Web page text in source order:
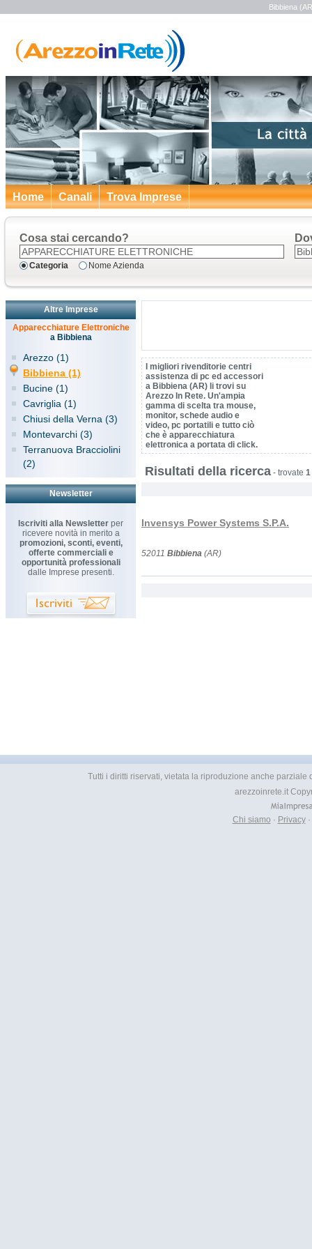
Bibbiena
Home Canali Trova Imprese
Cosa stai cercando?
Categoria Nome Azienda
Altre Imprese
Apparecchiature Elettroniche
a Bibbiena
Arezzo (1)
Bibbiena (1)
Bucine (1)
Cavriglia (1)
Chiusi della Verna (3)
Montevarchi (3)
Terranuova Bracciolini
(2)
Newsletter
Iscriviti alla Newsletter per
ricevere novità in merito a
promozioni, sconti, eventi,
offerte commerciali e
opportunità professionali
dalle Imprese presenti.
I migliori rivenditorie centri
assistenza di pc ed accessori
a Bibbiena (AR) li trovi su
Arezzo In Rete. Un'ampia
gamma di scelta tra mouse,
monitor, schede audio e
video, pc portatili e tutto ciò
che è apparecchiatura
elettronica a portata di click.
Risultati della ricerca - trovate 1
Invensys Power Systems S.P.A.
52011 Bibbiena (AR)
Tutti i diritti riservati, vietata la riproduzione anche
arezzoinrete.it
Chi siamo · Privacy·